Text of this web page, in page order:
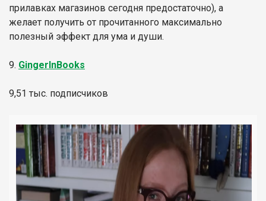
прилавках магазинов сегодня предостаточно), а
желает получить от прочитанного максимально
полезный эффект для ума и души.
9. GingerInBooks
9,51 тыс. подписчиков